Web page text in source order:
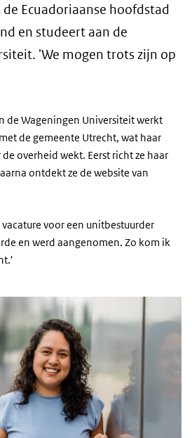
Ecuadoriaanse hoofdstad
en studeert aan de
'We mogen trots zijn op
de Wageningen Universiteit werkt
de gemeente Utrecht, wat haar
overheid wekt. Eerst richt ze haar
ontdekt ze de website van
voor een unitbestuurder
en werd aangenomen. Zo kom ik